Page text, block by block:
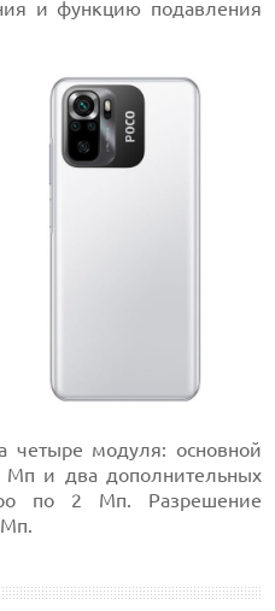
и функцию подавления
четыре модуля: основной
Мп и два дополнительных
по 2 Мп. Разрешение